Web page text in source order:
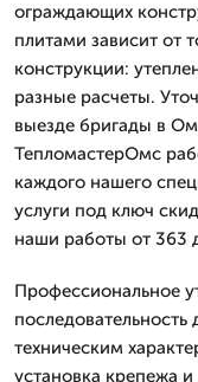
ограждающих
плитами зависит от
конструкции:
разные расчеты.
выезде бригады в
ТепломастерОмс
каждого нашего
услуги под ключ
наши работы от 363
Профессиональное
техническим
установка крепежа